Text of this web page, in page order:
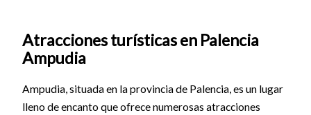
Atracciones turísticas en Palencia
Ampudia
Ampudia, situada en la provincia de Palencia, es un lugar
lleno de encanto que ofrece numerosas atracciones